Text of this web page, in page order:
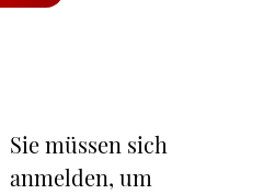
Sie müssen sich
anmelden, um